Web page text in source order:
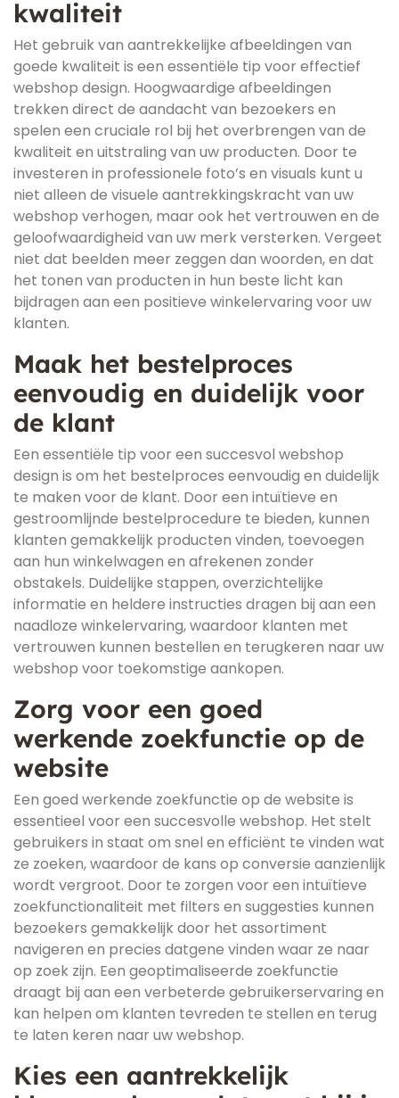
kwaliteit
Het gebruik van aantrekkelijke afbeeldingen van
goede kwaliteit is een essentiële tip voor effectief
webshop design. Hoogwaardige afbeeldingen
trekken direct de aandacht van bezoekers en
spelen een cruciale rol bij het overbrengen van de
kwaliteit en uitstraling van uw producten. Door te
investeren in professionele foto’s en visuals kunt u
niet alleen de visuele aantrekkingskracht van uw
webshop verhogen, maar ook het vertrouwen en de
geloofwaardigheid van uw merk versterken. Vergeet
niet dat beelden meer zeggen dan woorden, en dat
het tonen van producten in hun beste licht kan
bijdragen aan een positieve winkelervaring voor uw
klanten.
Maak het bestelproces
eenvoudig en duidelijk voor
de klant
Een essentiële tip voor een succesvol webshop
design is om het bestelproces eenvoudig en duidelijk
te maken voor de klant. Door een intuïtieve en
gestroomlijnde bestelprocedure te bieden, kunnen
klanten gemakkelijk producten vinden, toevoegen
aan hun winkelwagen en afrekenen zonder
obstakels. Duidelijke stappen, overzichtelijke
informatie en heldere instructies dragen bij aan een
naadloze winkelervaring, waardoor klanten met
vertrouwen kunnen bestellen en terugkeren naar uw
webshop voor toekomstige aankopen.
Zorg voor een goed
werkende zoekfunctie op de
website
Een goed werkende zoekfunctie op de website is
essentieel voor een succesvolle webshop. Het stelt
gebruikers in staat om snel en efficiënt te vinden wat
ze zoeken, waardoor de kans op conversie aanzienlijk
wordt vergroot. Door te zorgen voor een intuïtieve
zoekfunctionaliteit met filters en suggesties kunnen
bezoekers gemakkelijk door het assortiment
navigeren en precies datgene vinden waar ze naar
op zoek zijn. Een geoptimaliseerde zoekfunctie
draagt bij aan een verbeterde gebruikerservaring en
kan helpen om klanten tevreden te stellen en terug
te laten keren naar uw webshop.
Kies een aantrekkelijk